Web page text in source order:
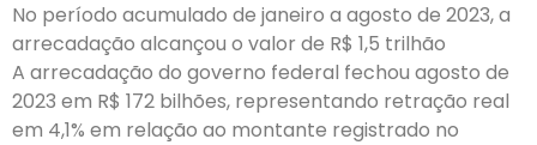
No período acumulado de janeiro a agosto de 2023, a
arrecadação alcançou o valor de R$ 1,5 trilhão
A arrecadação do governo federal fechou agosto de
2023 em R$ 172 bilhões, representando retração real
em 4,1% em relação ao montante registrado no